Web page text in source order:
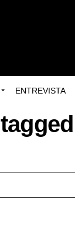
ENTREVISTA